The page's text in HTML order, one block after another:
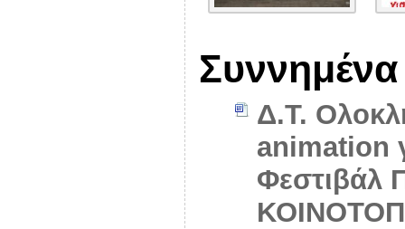
Συννημένα
Δ.Τ.
animation
Φεστιβάλ